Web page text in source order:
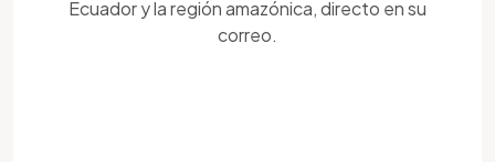
Ecuador y la región amazónica, directo en su
correo.